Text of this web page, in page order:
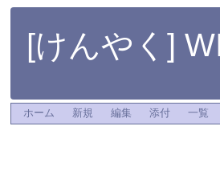
[けんやく]
ホーム 新規 編集 添付 一覧